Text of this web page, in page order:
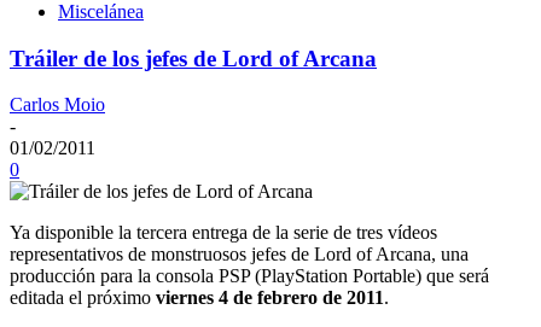
Miscelánea
Tráiler de los jefes de Lord of Arcana
Carlos Moio
-
01/02/2011
0
Ya disponible la tercera entrega de la serie de tres vídeos
representativos de monstruosos jefes de Lord of Arcana, una
producción para la consola PSP (PlayStation Portable) que será
editada el próximo viernes 4 de febrero de 2011.